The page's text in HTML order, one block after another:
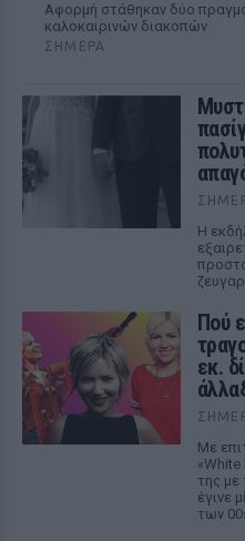
Αφορμή στάθηκαν δύο
καλοκαιρινών διακοπών
ΣΉΜΕΡΑ
Η
Πού
εκ.
Με
«White
της με
έγινε
των